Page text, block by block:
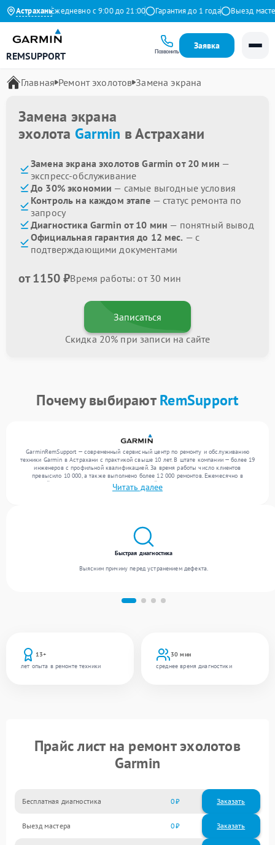
Астрахань
Яндекс Ежедневно с 9:00 до 21:00 Гарантия до 1 года Выезд мастера
REMSUPPORT Позвонить
Заявка
Главная Ремонт эхолотов Замена экрана
Замена экрана
эхолота Garmin в Астрахани
Замена экрана эхолотов Garmin от 20 мин —
экспресс-обслуживание
До 30% экономии — самые выгодные условия
Контроль на каждом этапе — статус ремонта по
запросу
Диагностика Garmin от 10 мин — понятный вывод
Официальная гарантия до 12 мес. — с
подтверждающими документами
от 1150 ₽Время работы: от 30 мин
Записаться
Скидка 20% при записи на сайте
Почему выбираютRemSupport
GarminRemSupport — современный сервисный центр по ремонту и обслуживанию
техники Garmin в Астрахани с практикой свыше 10 лет. В штате компании — более 19
инженеров с профильной квалификацией. За время работы число клиентов
превысило 10 000, а также выполнено более 12 000 ремонтов. Ежемесячно в
сервисный центр поступает более 300 обращений, включая , , . Мы беремся за задачи
любой сложности и гарантируем высокое качество обслуживания благодаря
Читать далее
13+
лет опыта в ремонте техники
30 мин
среднее время диагностики
Быстрая диагностика
Выясним причину перед устранением дефекта.
Прайс лист на ремонт эхолотов
Garmin
Бесплатная диагностика 0 Заказать
Выезд мастера 0 Заказать